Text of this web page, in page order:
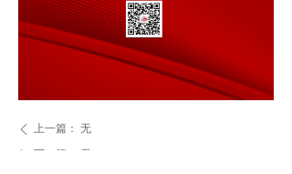
ꄴ 上一篇： 无
ꄲ 下一篇： 无